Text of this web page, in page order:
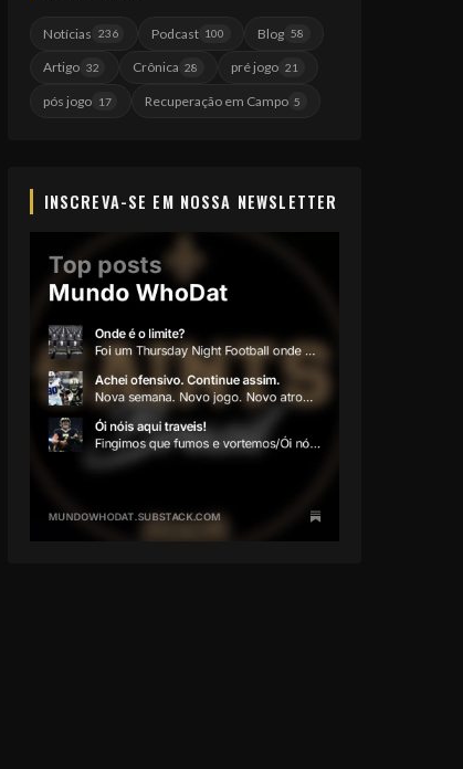
Notícias 236 Podcast 100 Blog 58
Artigo 32 Crônica 28 pré jogo 21
pós jogo 17 Recuperação em Campo 5
INSCREVA-SE EM NOSSA NEWSLETTER